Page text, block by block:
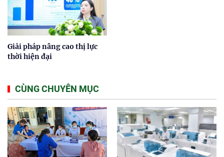
Giải pháp nâng cao thị lực
thời hiện đại
CÙNG CHUYÊN MỤC